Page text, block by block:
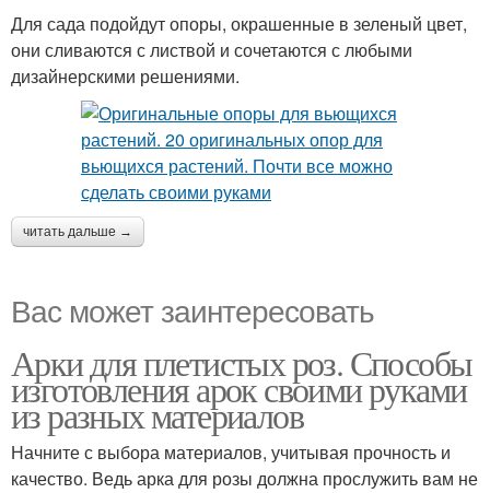
Для сада подойдут опоры, окрашенные в зеленый цвет,
они сливаются с листвой и сочетаются с любыми
дизайнерскими решениями.
читать дальше →
Вас может заинтересовать
Арки для плетистых роз. Способы
изготовления арок своими руками
из разных материалов
Начните с выбора материалов, учитывая прочность и
качество. Ведь арка для розы должна прослужить вам не